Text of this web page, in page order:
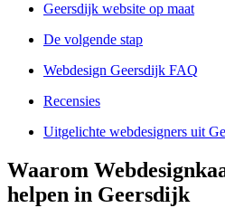
Geersdijk website op maat
De volgende stap
Webdesign Geersdijk FAQ
Recensies
Uitgelichte webdesigners uit
Waarom
helpen in Geersdijk